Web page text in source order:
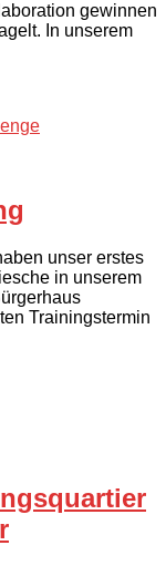
gewinnen
In unserem
unser erstes
in unserem
Trainingstermin